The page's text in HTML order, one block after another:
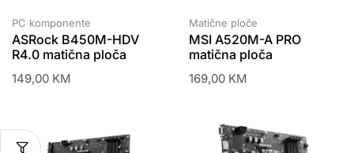
PC komponente
ASRock B450M-HDV
R4.0 matična ploča
149,00 KM
Matične ploče
MSI A520M-A PRO
matična ploča
169,00 KM